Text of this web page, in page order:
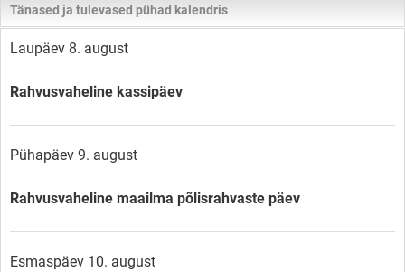
Tänased ja tulevased pühad kalendris
Laupäev 8. august
Rahvusvaheline kassipäev
Pühapäev 9. august
Rahvusvaheline maailma põlisrahvaste päev
Esmaspäev 10. august